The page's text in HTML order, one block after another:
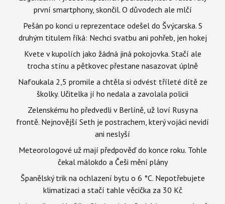
první smartphony, skončil. O důvodech ale mlčí
Pešán po konci u reprezentace odešel do Švýcarska. S
druhým titulem říká: Nechci svatbu ani pohřeb, jen hokej
Kvete v kupolích jako žádná jiná pokojovka. Stačí ale
trocha stínu a pětkovec přestane nasazovat úplně
Nafoukala 2,5 promile a chtěla si odvést tříleté dítě ze
školky. Učitelka jí ho nedala a zavolala policii
Zelenskému ho předvedli v Berlíně, už loví Rusy na
frontě. Nejnovější Seth je postrachem, který vojáci nevidí
ani neslyší
Meteorologové už mají předpověď do konce roku. Tohle
čekal málokdo a Češi mění plány
Španělský trik na ochlazení bytu o 6 °C. Nepotřebujete
klimatizaci a stačí tahle věcička za 30 Kč